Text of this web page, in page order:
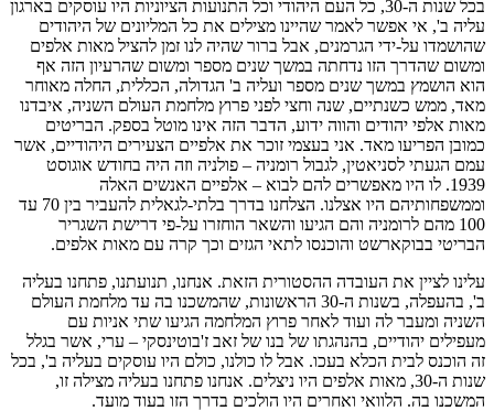
בכל שנות ה-30, כל העם היהודי וכל התנועות הציוניות היו עוסקים בארגון
עליה ב', אי אפשר לאמר שהיינו מצילים את כל המליונים של היהודים
שהושמדו על-ידי הגרמנים, אבל ברור שהיה לנו זמן להציל מאות אלפים
ומשום שהדרך הזו נדחתה במשך שנים מספר ומשום שהרעיון הזה אף
הוא הושמץ במשך שנים מספר ועליה ב' הגדולה, הכללית, החלה מאוחר
מאד, ממש כשנתיים, שנה וחצי לפני פרוץ מלחמת העולם השניה, איבדנו
מאות אלפי יהודים והווה ידוע, הדבר הזה אינו מוטל בספק. הבריטים
כמובן הפריעו מאד. אני בעצמי זוכר את אלפיים הצעירים היהודיים, אשר
עמם הגעתי לסניאטין, לגבול רומניה – פולניה וזה היה בחודש אוגוסט
1939. לו היו מאפשרים להם לבוא – אלפיים האנשים האלה
וממשפחותיהם היו אצלנו. הצלחנו בדרך בלתי-לגאלית להעביר בין 70 עד
100 מהם לרומניה והם הגיעו והשאר הוחזרו על-פי דרישת השגריר
הבריטי בבוקארשט והוכנסו לתאי הגזים וכך קרה עם מאות אלפים.
עלינו לציין את העובדה ההסטורית הזאת. אנחנו, תנועתנו, פתחנו בעליה
ב', בהעפלה, בשנות ה-30 הראשונות, שהמשכנו בה עד מלחמת העולם
השניה ומעבר לה ועוד לאחר פרוץ המלחמה הגיעו שתי אניות עם
מעפילים יהודיים, בהנהגתו של בנו של זאב ז'בוטינסקי – ערי, אשר בגלל
זה הוכנס לבית הכלא בעכו. אבל לו כולנו, כולם היו עוסקים בעליה ב', בכל
שנות ה-30, מאות אלפים היו ניצלים. אנחנו פתחנו בעליה מצילה זו,
המשכנו בה. הלוואי ואחרים היו הולכים בדרך הזו בעוד מועד.